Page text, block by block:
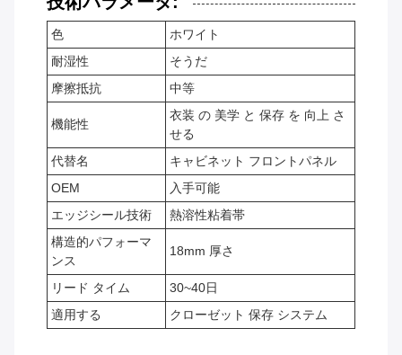
色
ホワイト
耐湿性
そうだ
摩擦抵抗
中等
機能性
衣装 の 美学 と 保存 を 向上 さ
せる
代替名
キャビネット フロントパネル
OEM
入手可能
エッジシール技術
熱溶性粘着帯
構造的パフォーマ
ンス
18mm 厚さ
リード タイム
30~40日
適用する
クローゼット 保存 システム